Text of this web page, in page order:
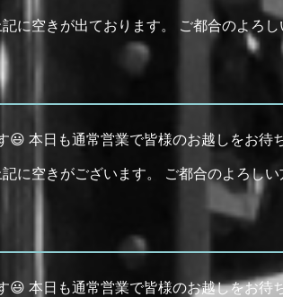
に空きが出ております。 ご都合のよろし
😃 本日も通常営業で皆様のお越しをお待
に空きがございます。 ご都合のよろしい
😃 本日も通常営業で皆様のお越しをお待